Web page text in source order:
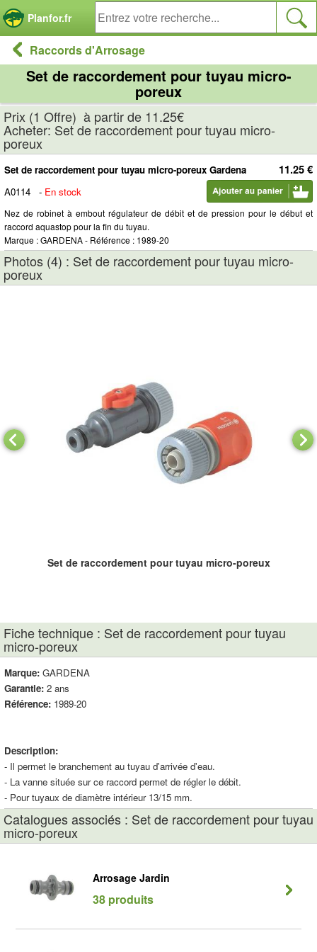
Planfor.fr
Raccords d'Arrosage
Set de raccordement pour tuyau micro-
poreux
Prix (1 Offre) à partir de 11.25€
Acheter: Set de raccordement pour tuyau micro-
poreux
11.25 €
Set de raccordement pour tuyau micro-poreux Gardena
A0114
- En stock
Nez de robinet à embout régulateur de débit et de pression pour le début et
raccord aquastop pour la fin du tuyau.
Marque : GARDENA - Référence : 1989-20
Photos (4) : Set de raccordement pour tuyau micro-
poreux
Set de raccordement pour tuyau micro-poreux
Fiche technique : Set de raccordement pour tuyau
micro-poreux
Marque: GARDENA
Garantie: 2 ans
Référence: 1989-20
Description:
- Il permet le branchement au tuyau d'arrivée d'eau.
- La vanne située sur ce raccord permet de régler le débit.
- Pour tuyaux de diamètre intérieur 13/15 mm.
Catalogues associés : Set de raccordement pour tuyau
micro-poreux
Arrosage Jardin
38 produits
Panneau de gestion des cookies